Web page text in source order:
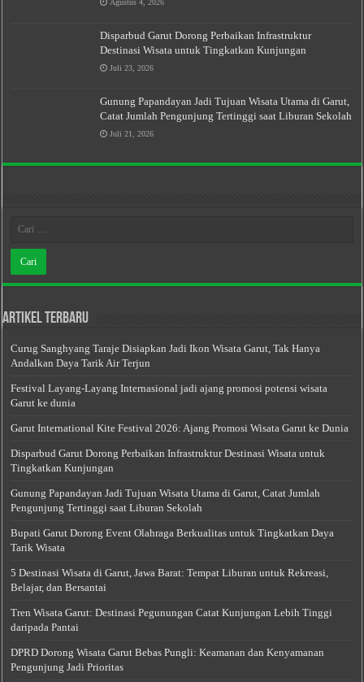
Agustus 4, 2026
Disparbud Garut Dorong Perbaikan Infrastruktur
Destinasi Wisata untuk Tingkatkan Kunjungan
Juli 23, 2026
Gunung Papandayan Jadi Tujuan Wisata Utama di Garut,
Catat Jumlah Pengunjung Tertinggi saat Liburan Sekolah
Juli 21, 2026
Artikel Terbaru
Curug Sanghyang Taraje Disiapkan Jadi Ikon Wisata Garut, Tak Hanya
Andalkan Daya Tarik Air Terjun
Festival Layang-Layang Internasional jadi ajang promosi potensi wisata
Garut ke dunia
Garut International Kite Festival 2026: Ajang Promosi Wisata Garut ke Dunia
Disparbud Garut Dorong Perbaikan Infrastruktur Destinasi Wisata untuk
Tingkatkan Kunjungan
Gunung Papandayan Jadi Tujuan Wisata Utama di Garut, Catat Jumlah
Pengunjung Tertinggi saat Liburan Sekolah
Bupati Garut Dorong Event Olahraga Berkualitas untuk Tingkatkan Daya
Tarik Wisata
5 Destinasi Wisata di Garut, Jawa Barat: Tempat Liburan untuk Rekreasi,
Belajar, dan Bersantai
Tren Wisata Garut: Destinasi Pegunungan Catat Kunjungan Lebih Tinggi
daripada Pantai
DPRD Dorong Wisata Garut Bebas Pungli: Keamanan dan Kenyamanan
Pengunjung Jadi Prioritas